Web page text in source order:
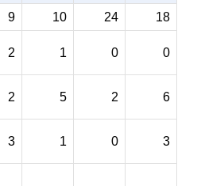
9 10 24
18
2 1 0 0
2 5 2 6
3 1 0 3